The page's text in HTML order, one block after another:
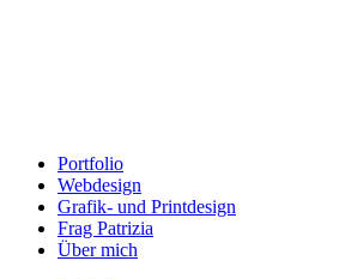
Portfolio
Webdesign
Grafik- und Printdesign
Frag Patrizia
Über mich